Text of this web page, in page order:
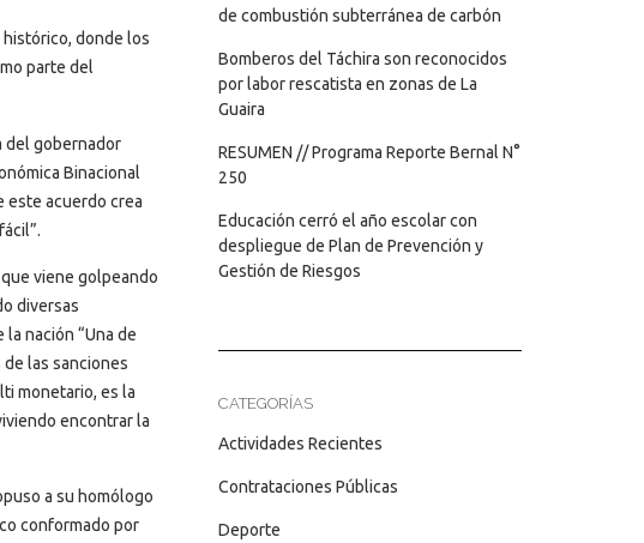
donde los
parte del
del gobernador
Binacional
este acuerdo crea
viene golpeando
diversas
nación “Una de
las sanciones
monetario, es la
encontrar la
a su homólogo
conformado por
de combustión subterránea de carbón
Bomberos del Táchira son reconocidos
por labor rescatista en zonas de La
Guaira
RESUMEN // Programa Reporte Bernal N°
250
Educación cerró el año escolar con
despliegue de Plan de Prevención y
Gestión de Riesgos
CATEGORÍAS
Actividades Recientes
Contrataciones Públicas
Deporte